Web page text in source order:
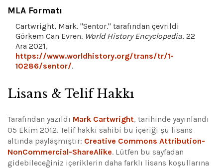
MLA Formatı
Cartwright, Mark. "Sentor." tarafından çevrildi
Görkem Can Evren. World History Encyclopedia, 22
Ara 2021,
https://www.worldhistory.org/trans/tr/1-
10286/sentor/.
Lisans & Telif Hakkı
Tarafından yazıldı Mark Cartwright, tarihinde yayınlandı
05 Ekim 2012. Telif hakkı sahibi bu içeriği şu lisans
altında paylaşmıştır: Creative Commons Attribution-
NonCommercial-ShareAlike. Lütfen bu sayfadan
gidebileceğiniz içeriklerin daha farklı lisans koşullarına